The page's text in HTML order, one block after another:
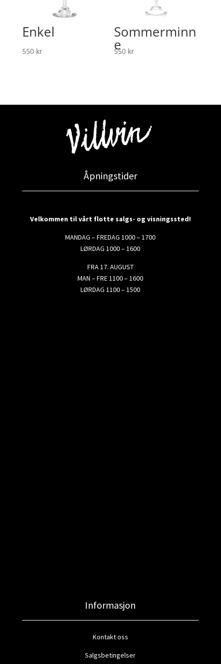
Enkel
550 kr
Sommerminn
e
550 kr
Åpningstider
Velkommen til vårt flotte salgs- og visningssted!
MANDAG – FREDAG 1000 – 1700
LØRDAG 1000 – 1600
FRA 17. AUGUST
MAN – FRE 1100 – 1600
LØRDAG 1100 – 1500
Informasjon
Kontakt oss
Salgsbetingelser